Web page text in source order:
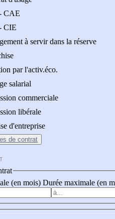
CAE
CIE
à servir dans la réserve
par l'activ.éco.
salarial
commerciale
libérale
d'entreprise
de contrat
(en mois) Durée maximale (en